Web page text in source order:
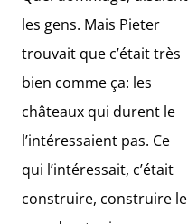
les gens. Mais Pieter
trouvait que c’était très
bien comme ça: les
châteaux qui durent le
l’intéressaient pas. Ce
qui l’intéressait, c’était
construire, construire le